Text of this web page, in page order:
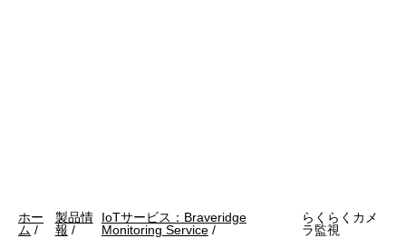
ホー
ム /
製品情
報 /
IoTサービス：Braveridge
Monitoring Service/
らくらくカメ
ラ監視